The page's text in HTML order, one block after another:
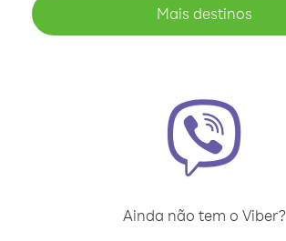
Mais destinos
Ainda não tem o Viber?